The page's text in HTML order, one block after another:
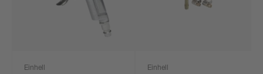
Einhell Einhell